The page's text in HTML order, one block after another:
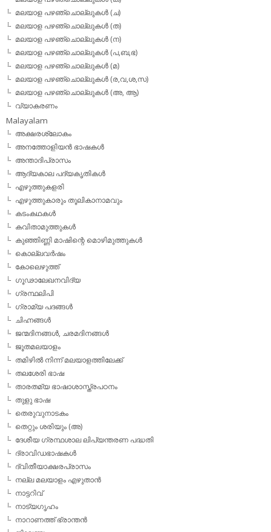
മലയാള പഴഞ്ചൊല്ലുകള്‍ (ച)
മലയാള പഴഞ്ചൊല്ലുകള്‍ (ത)
മലയാള പഴഞ്ചൊല്ലുകള്‍ (ന)
മലയാള പഴഞ്ചൊല്ലുകള്‍ (പ,ബ,ഭ)
മലയാള പഴഞ്ചൊല്ലുകള്‍ (മ)
മലയാള പഴഞ്ചൊല്ലുകള്‍ (ര,വ,ശ,സ)
മലയാള പഴഞ്ചൊല്ലുകൾ (അ, ആ)
വ്യാകരണം
Malayalam
അക്ഷരശ്ലോകം
അനത്തോളിയന്‍ ഭാഷകള്‍
അന്താദിപ്രാസം
ആദ്യകാല പദ്യകൃതികള്‍
എഴുത്തുകളരി
എഴുത്തുകാരും തൂലികാനാമവും
കടംകഥകള്‍
കവിതാമുത്തുകള്‍
കുഞ്ഞിണ്ണി മാഷിന്റെ മൊഴിമുത്തുകള്‍
കൊല്ലവര്‍ഷം
കോലെഴുത്ത്
ഗൂഢാലേഖനവിദ്യ
ഗ്രന്ഥലിപി
ഗ്രാമ്യ പദങ്ങള്‍
ചിഹ്നങ്ങള്‍
ജന്മദിനങ്ങള്‍, ചരമദിനങ്ങള്‍
ജൂതമലയാളം
തമിഴില്‍ നിന്ന് മലയാളത്തിലേക്ക്
തലശേരി ഭാഷ
താരതമ്യ ഭാഷാശാസ്ത്രപഠനം
തുളു ഭാഷ
തെരുവുനാടകം
തെറ്റും ശരിയും (അ)
ദേശീയ ഗ്രന്ഥശാല ലിപ്യന്തരണ പദ്ധതി
ദ്രാവിഡഭാഷകള്‍
ദ്വിതീയാക്ഷരപ്രാസം
നല്ല മലയാളം എഴുതാന്‍
നാട്ടറിവ്
നാട്യഗൃഹം
നാറാണത്ത് ഭ്രാന്തന്‍